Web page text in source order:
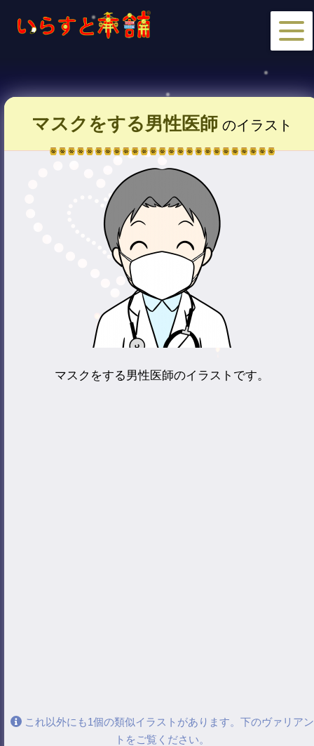
マスクをする男性医師 のイラスト
マスクをする男性医師のイラストです。
これ以外にも1個の類似イラストがあります。下のヴァリアン
トをご覧ください。